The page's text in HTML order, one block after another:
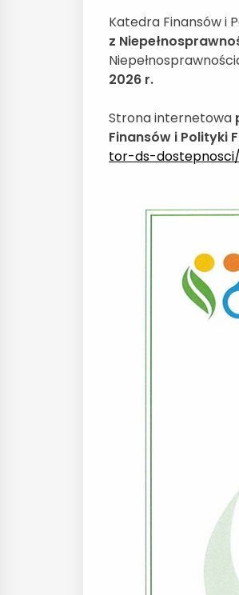
Katedra Finansów i
z
2026 r.
Strona internetowa
Finansów i Polityki
tor-ds-dostepnosci/